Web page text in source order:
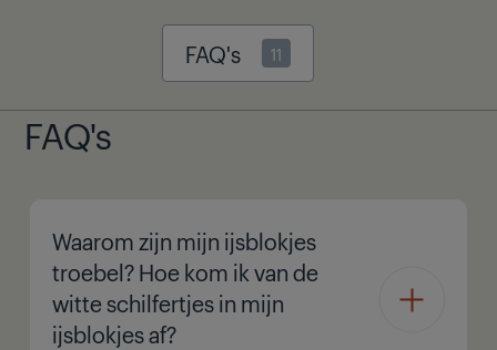
FAQ's 11
FAQ's
Waarom zijn mijn ijsblokjes
troebel? Hoe kom ik van de
witte schilfertjes in mijn
ijsblokjes af?